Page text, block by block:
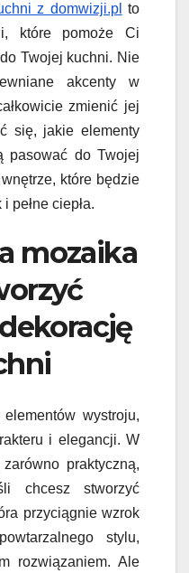
z domwizji.pl to
które pomoże Ci
Twojej kuchni. Nie
akcenty w
zmienić jej
się, jakie elementy
pasować do Twojej
które będzie
pełne ciepła.
mozaika
wystroju,
i elegancji. W
praktyczną,
chcesz stworzyć
przyciągnie wzrok
stylu,
rozwiązaniem. Ale